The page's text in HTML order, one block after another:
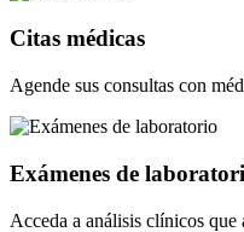
Citas médicas
Agende sus consultas con
Exámenes de
Acceda a análisis clínicos